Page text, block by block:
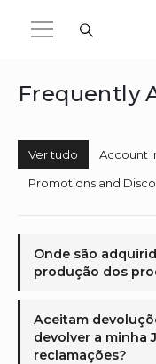
Frequently
Ver tudo
Account
Promotions and
Onde são
produção dos
Aceitam
devolver a minha
reclamações?